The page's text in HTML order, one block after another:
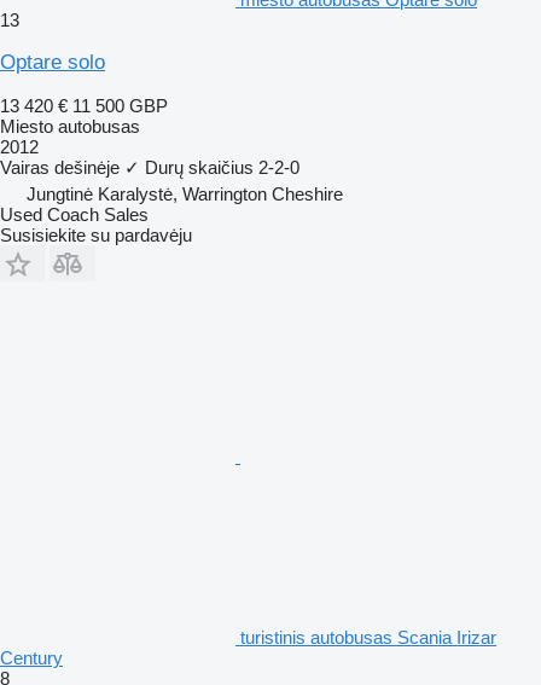
13
Optare solo
13 420 € 11 500 GBP
Miesto autobusas
2012
Vairas dešinėje ✓ Durų skaičius 2-2-0
Jungtinė Karalystė, Warrington Cheshire
Used Coach Sales
Susisiekite su pardavėju
turistinis autobusas Scania Irizar
Century
8